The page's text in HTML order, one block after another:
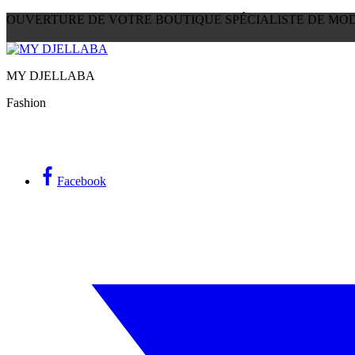
OUVERTURE DE VOTRE BOUTIQUE SPÉCIALISTE DE
MY DJELLABA
Fashion
Facebook